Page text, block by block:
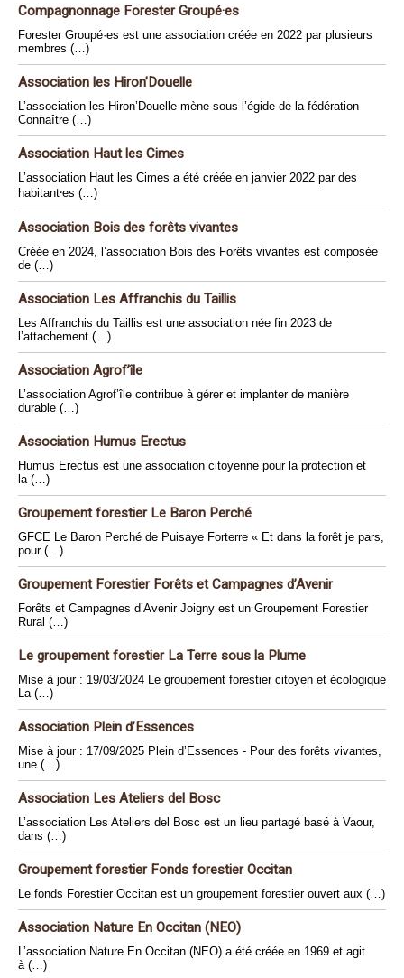
Compagnonnage Forester Groupé·es
Forester Groupé·es est une association créée en 2022 par plusieurs
membres (…)
Association les Hiron’Douelle
L’association les Hiron’Douelle mène sous l’égide de la fédération
Connaître (…)
Association Haut les Cimes
L’association Haut les Cimes a été créée en janvier 2022 par des
habitant⸱es (…)
Association Bois des forêts vivantes
Créée en 2024, l’association Bois des Forêts vivantes est composée
de (…)
Association Les Affranchis du Taillis
Les Affranchis du Taillis est une association née fin 2023 de
l’attachement (…)
Association Agrof’île
L’association Agrof’île contribue à gérer et implanter de manière
durable (…)
Association Humus Erectus
Humus Erectus est une association citoyenne pour la protection et
la (…)
Groupement forestier Le Baron Perché
GFCE Le Baron Perché de Puisaye Forterre « Et dans la forêt je pars,
pour (…)
Groupement Forestier Forêts et Campagnes d’Avenir
Forêts et Campagnes d’Avenir Joigny est un Groupement Forestier
Rural (…)
Le groupement forestier La Terre sous la Plume
Mise à jour : 19/03/2024 Le groupement forestier citoyen et écologique
La (…)
Association Plein d’Essences
Mise à jour : 17/09/2025 Plein d’Essences - Pour des forêts vivantes,
une (…)
Association Les Ateliers del Bosc
L’association Les Ateliers del Bosc est un lieu partagé basé à Vaour,
dans (…)
Groupement forestier Fonds forestier Occitan
Le fonds Forestier Occitan est un groupement forestier ouvert aux (…)
Association Nature En Occitan (NEO)
L’association Nature En Occitan (NEO) a été créée en 1969 et agit
à (…)